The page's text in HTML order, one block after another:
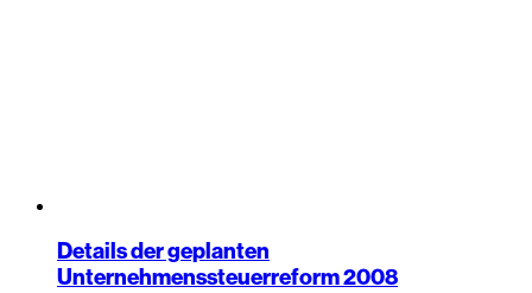
Details der geplanten
Unternehmenssteuerreform 2008